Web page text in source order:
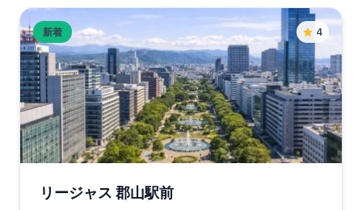
新着 4
リージャス 郡山駅前